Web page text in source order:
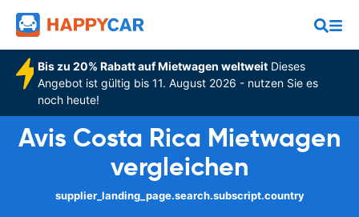
Bis zu 20% Rabatt auf Mietwagen weltweitDieses
Angebot ist gültig bis 11. August 2026 - nutzen Sie es
noch heute!
Avis Costa Rica Mietwagen
vergleichen
supplier_landing_page.search.subscript.country